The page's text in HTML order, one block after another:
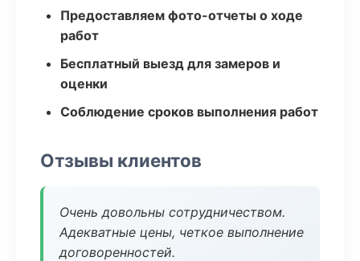
Предоставляем фото-отчеты о ходе
работ
Бесплатный выезд для замеров и
оценки
Соблюдение сроков выполнения работ
Отзывы клиентов
Очень довольны сотрудничеством.
Адекватные цены, четкое выполнение
договоренностей.